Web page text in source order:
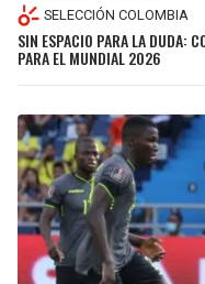
SELECCIÓN COLOMBIA
SIN ESPACIO PARA LA DUDA:
PARA EL MUNDIAL 2026